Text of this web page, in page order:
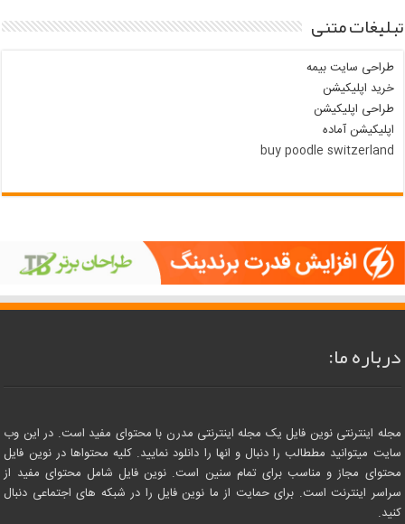
تبلیغات متنی
طراحی سایت بیمه
خرید اپلیکیشن
طراحی اپلیکیشن
اپلیکیشن آماده
buy poodle switzerland
درباره ما:
مجله اینترنتی نوین فایل یک مجله اینترنتی مدرن با محتوای مفید است. در این وب
سایت میتوانید مططالب را دنبال و انها را دانلود نمایید. کلیه محتواها در نوین فایل
محتوای مجاز و مناسب برای تمام سنین است. نوین فایل شامل محتوای مفید از
سراسر اینترنت است. برای حمایت از ما نوین فایل را در شبکه های اجتماعی دنبال
کنید.